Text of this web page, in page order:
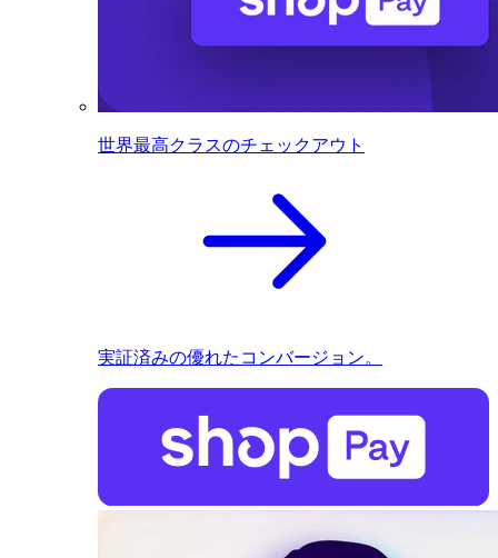
世界最高クラスのチェックアウト
実証済みの優れたコンバージョン。